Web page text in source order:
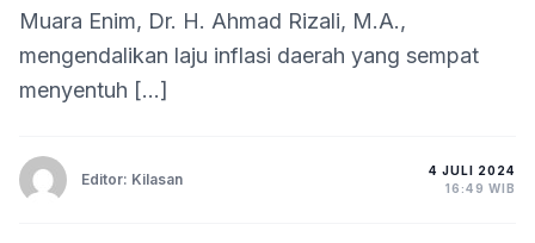
Muara Enim, Dr. H. Ahmad Rizali, M.A.,
mengendalikan laju inflasi daerah yang sempat
menyentuh […]
Editor: Kilasan
4 JULI 2024
16:49 WIB